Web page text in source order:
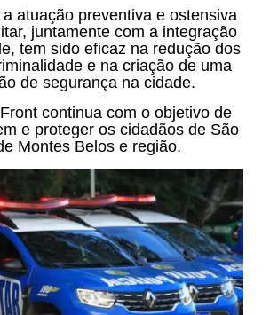
atuação preventiva e ostensiva
juntamente com a integração
tem sido eficaz na redução dos
e na criação de uma
de segurança na cidade.
continua com o objetivo de
e proteger os cidadãos de São
Montes Belos e região.